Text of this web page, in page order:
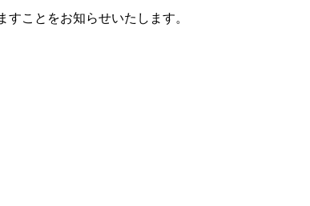
すことをお知らせいたします。